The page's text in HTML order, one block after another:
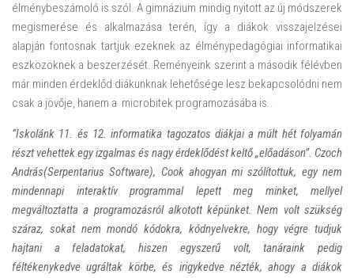
élménybeszámoló is szól. A gimnázium mindig nyitott az új módszerek
megismerése és alkalmazása terén, így a diákok visszajelzései
alapján fontosnak tartjuk ezeknek az élménypedagógiai informatikai
eszközöknek a beszerzését. Reményeink szerint a második félévben
már minden érdeklőd diákunknak lehetősége lesz bekapcsolódni nem
csak a jövője, hanem a microbitek programozásába is..
“Iskolánk 11. és 12. informatika tagozatos diákjai a múlt hét folyamán
részt vehettek egy izgalmas és nagy érdeklődést keltő „előadáson”. Czoch
András(Serpentarius Software), Cook ahogyan mi szólítottuk, egy nem
mindennapi interaktív programmal lepett meg minket, mellyel
megváltoztatta a programozásról alkotott képünket. Nem volt szükség
száraz, sokat nem mondó kódokra, kódnyelvekre, hogy végre tudjuk
hajtani a feladatokat, hiszen egyszerű volt, tanáraink pedig
féltékenykedve ugráltak körbe, és irigykedve nézték, ahogy a diákok